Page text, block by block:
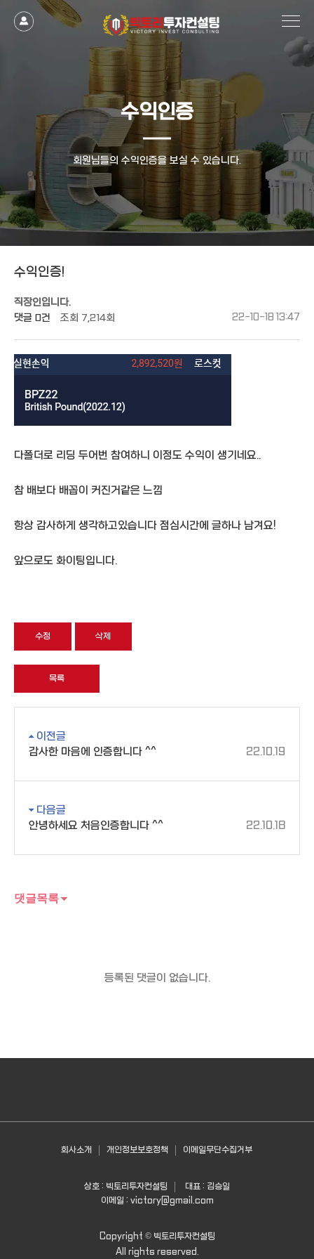
수익인증
회원님들의 수익인증을 보실 수 있습니다.
수익인증!
직장인입니다.
댓글 0건 조회 7,214회 22-10-18 13:47
다폴더로 리딩 두어번 참여하니 이정도 수익이 생기네요..
참 배보다 배꼽이 커진거같은 느낌
항상 감사하게 생각하고있습니다 점심시간에 글하나 남겨요!
앞으로도 화이팅입니다.
수정 삭제
목록
이전글
감사한 마음에 인증합니다 ^^
22.10.19
다음글
안녕하세요 처음인증합니다 ^^
22.10.18
댓글목록
등록된 댓글이 없습니다.
회사소개 개인정보보호정책 이메일무단수집거부
상호 : 빅토리투자컨설팅
대표 : 김승일
이메일 : victory@gmail.com
Copyright © 빅토리투자컨설팅
All rights reserved.